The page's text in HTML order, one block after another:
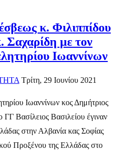
κ. Φιλιππίδου
Σαχαρίδη με τον
Ιωαννίνων
Τρίτη, 29 Ιουνίου 2021
Ιωαννίνων κος Δημήτριος
Βασίλειος Βασιλείου έγιναν
στην Αλβανία κας Σοφίας
Προξένου της Ελλάδας στο